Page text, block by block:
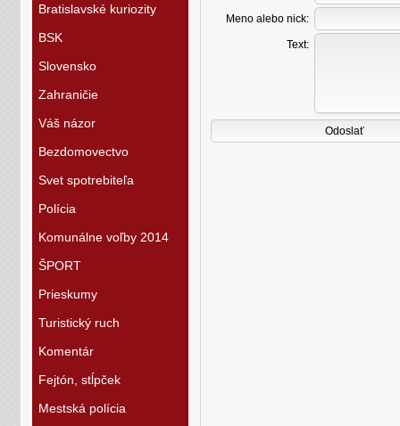
Bratislavské kuriozity
BSK
Slovensko
Zahraničie
Váš názor
Bezdomovectvo
Svet spotrebiteľa
Polícia
Komunálne voľby 2014
ŠPORT
Prieskumy
Turistický ruch
Komentár
Fejtón, stĺpček
Mestská polícia
Meno alebo nick:
Text: